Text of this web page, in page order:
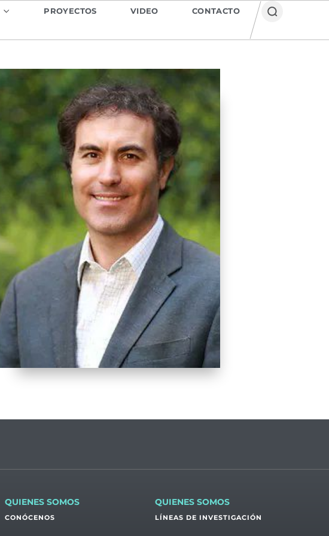
PROYECTOS VIDEO CONTACTO
QUIENES SOMOS
CONÓCENOS
QUIENES SOMOS
LÍNEAS DE INVESTIGACIÓN